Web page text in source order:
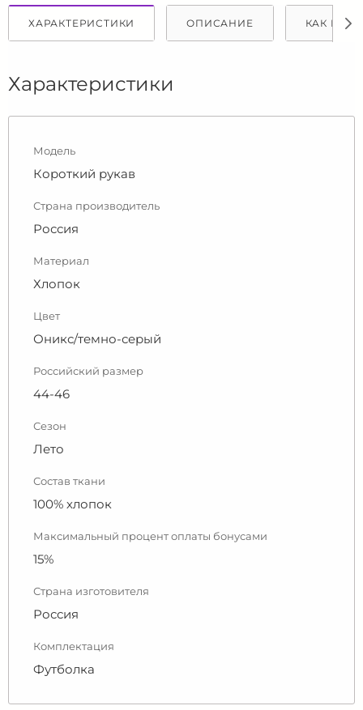
ХАРАКТЕРИСТИКИ ОПИСАНИЕ КАК
Характеристики
Модель
Короткий рукав
Страна производитель
Россия
Материал
Хлопок
Цвет
Оникс/темно-серый
Российский размер
44-46
Сезон
Лето
Состав ткани
100% хлопок
Максимальный процент оплаты бонусами
15%
Страна изготовителя
Россия
Комплектация
Футболка